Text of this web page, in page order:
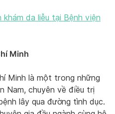
da liễu tại Bệnh viện
Minh
Minh là một trong những
Nam, chuyên về điều trị
lây qua đường tình dục.